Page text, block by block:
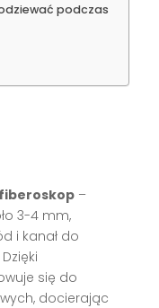
podczas
–
3-4 mm,
i kanał do
się do
docierając